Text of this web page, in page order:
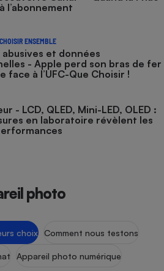
l’abonnement
ENSEMBLE
abusives et données
- Apple perd son bras de fer
face à l’UFC-Que Choisir !
- LCD, QLED, Mini-LED, OLED :
en laboratoire révèlent les
photo
choix Comment nous testons
Appareil photo numérique
Téléphone mobile -